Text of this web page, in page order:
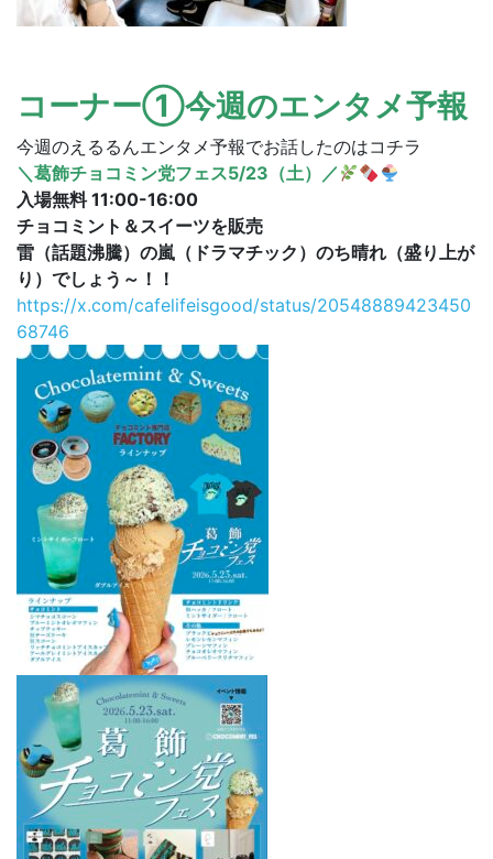
コーナー①今週のエンタメ予報
今週のえるるんエンタメ予報でお話したのはコチラ
＼葛飾チョコミン党フェス5/23（土）／
入場無料 11:00-16:00
チョコミント＆スイーツを販売
雷（話題沸騰）の嵐（ドラマチック）のち晴れ（盛り上が
り）でしょう～！！
https://x.com/cafelifeisgood/status/20548889423450
68746